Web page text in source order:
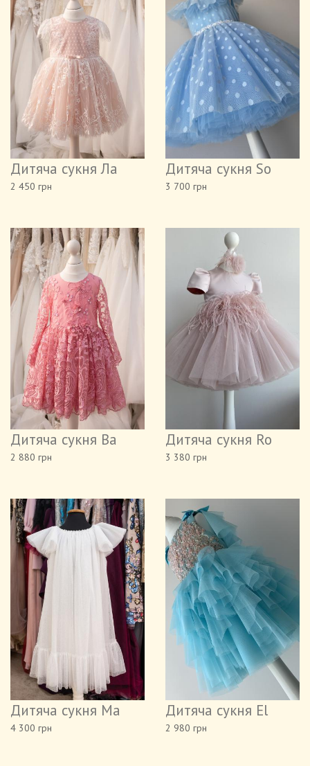
Дитяча сукня Ла
2 450 грн
Дитяча сукня So
3 700 грн
Дитяча сукня Ва
2 880 грн
Дитяча сукня Ro
3 380 грн
Дитяча сукня Ма
4 300 грн
Дитяча сукня El
2 980 грн